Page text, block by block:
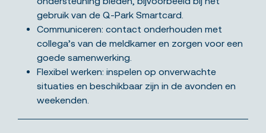
gebruik van de Q-Park Smartcard.
Communiceren: contact onderhouden met
collega’s van de meldkamer en zorgen voor een
goede samenwerking.
Flexibel werken: inspelen op onverwachte
situaties en beschikbaar zijn in de avonden en
weekenden.